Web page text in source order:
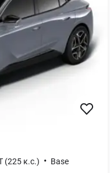
(225 к.с.) • Base